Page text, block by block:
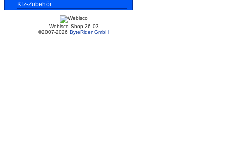
Kfz-Zubehör
Webisco Shop 26.03
©2007-2026 ByteRider GmbH